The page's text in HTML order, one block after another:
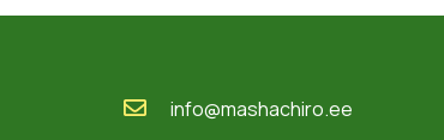
info@mashachiro.ee